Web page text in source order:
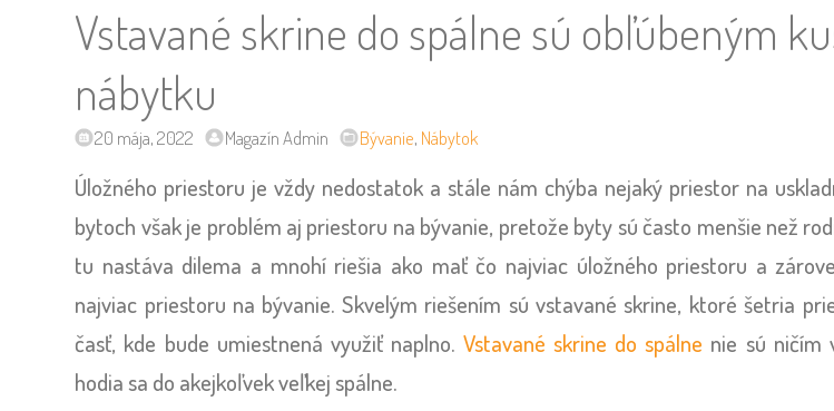
Vstavané skrine do spálne sú obľúbeným
nábytku
20 mája, 2022 Magazín Admin Bývanie, Nábytok
Úložného priestoru je vždy nedostatok a stále nám chýba nejaký priestor na
bytoch však je problém aj priestoru na bývanie, pretože byty sú často menšie než
tu nastáva dilema a mnohí riešia ako mať čo najviac úložného priestoru a
najviac priestoru na bývanie. Skvelým riešením sú vstavané skrine, ktoré šetria
časť, kde bude umiestnená využiť naplno. Vstavané skrine do spálne nie sú ničím
hodia sa do akejkoľvek veľkej spálne.